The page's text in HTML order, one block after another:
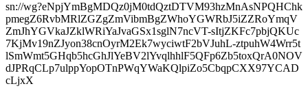
sn://wg?eNpjYmBgMDQz0jM0tdQztDTVM93hzMnAsNPQHChk
pmegZ6RvbMRlZGZgZmVibmBgZWhoYGWRbJ5iZZRoYmqV
ZmJhYGVkaJZklWRiYaJvaGSx1sglN7ncVT-sItjZKFc7pbjQKUc
7KjMv19nZJyon38cnOyrM2Ek7wyciwtF2bVJuhL-ztpuhW4Wrr5t
lSmWmt5GHqb5hcGhJlYeBV2lYvqlhhlF5QFp6Zb5toxQrA0NOV
dJPRqCLp7ulppYopOTnPWqYWaKQlpiZo5CbqpCXX97YCAD
cLjxX